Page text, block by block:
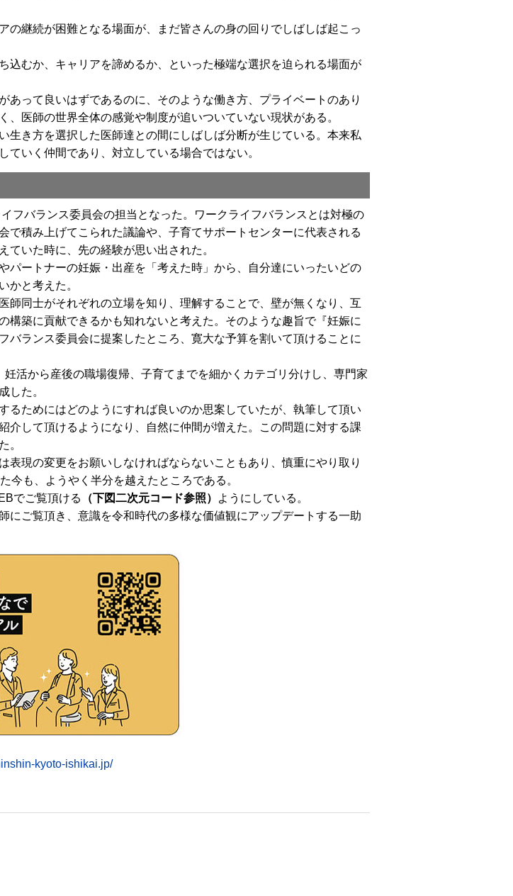
継続が困難となる場面が、まだ皆さんの身の回りでしばしば起こっ
むか、キャリアを諦めるか、といった極端な選択を迫られる場面が
って良いはずであるのに、そのような働き方、プライベートのあり
医師の世界全体の感覚や制度が追いついていない現状がある。
き方を選択した医師達との間にしばしば分断が生じている。本来私
いく仲間であり、対立している場合ではない。
フバランス委員会の担当となった。ワークライフバランスとは対極の
積み上げてこられた議論や、子育てサポートセンターに代表される
いた時に、先の経験が思い出された。
ートナーの妊娠・出産を「考えた時」から、自分達にいったいどの
かと考えた。
同士がそれぞれの立場を知り、理解することで、壁が無くなり、互
構築に貢献できるかも知れないと考えた。そのような趣旨で『妊娠に
バランス委員会に提案したところ、寛大な予算を割いて頂けることに
活から産後の職場復帰、子育てまでを細かくカテゴリ分けし、専門家
した。
ためにはどのようにすれば良いのか思案していたが、執筆して頂い
介して頂けるようになり、自然に仲間が増えた。この問題に対する課
。
現の変更をお願いしなければならないこともあり、慎重にやり取り
今も、ようやく半分を越えたところである。
でご覧頂ける
（下図二次元コード参照）
ようにしている。
ご覧頂き、意識を令和時代の多様な価値観にアップデートする一助
kyoto-ishikai.jp/